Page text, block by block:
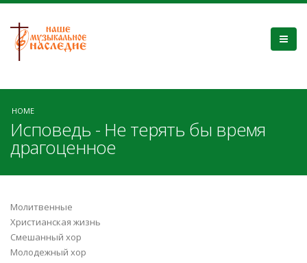
HOME
Исповедь - Не терять бы время
драгоценное
Молитвенные
Христианская жизнь
Смешанный хор
Молодежный хор